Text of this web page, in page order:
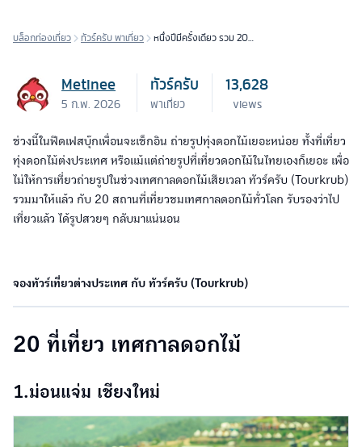
บล็อกท่องเที่ยว ทัวร์ครับ พาเที่ยว
หนึ่งปีมีครั้งเดียว รวม 20
Metinee
5 ก.พ. 2026
ทัวร์ครับ
พาเที่ยว
13,628
views
ช่วงนี้ในฟีดเฟสบุ๊กเพื่อนจะเช็กอิน ถ่ายรูปทุ่งดอกไม้เยอะหน่อย ทั้งที่เที่ยว
ทุ่งดอกไม้ต่งประเทศ หรือแม้แต่ถ่ายรูปที่เที่ยวดอกไม้ในไทยเองก็เยอะ เพื่อ
ไม่ให้การเที่ยวถ่ายรูปในช่วงเทศกาลดอกไม้เสียเวลา ทัวร์ครับ (Tourkrub)
รวมมาให้แล้ว กับ 20 สถานที่เที่ยวชมเทศกาลดอกไม้ทั่วโลก รับรองว่าไป
เที่ยวแล้ว ได้รูปสวยๆ กลับมาแน่นอน
จองทัวร์เที่ยวต่างประเทศ กับ ทัวร์ครับ (Tourkrub)
20 ที่เที่ยว เทศกาลดอกไม้
1.ม่อนแจ่ม เชียงใหม่